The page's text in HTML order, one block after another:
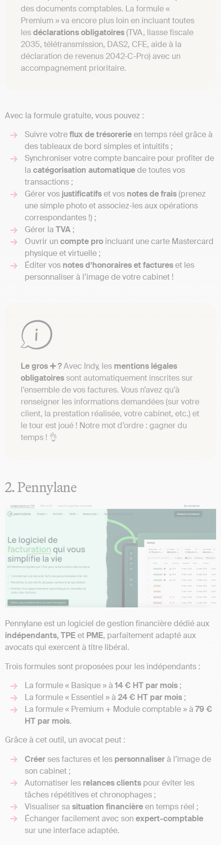
des documents comptables. La formule «
Premium » va encore plus loin en incluant toutes
lesdéclarations obligatoires(TVA, liasse fiscale
2035, télétransmission, DAS2, CFE, aide à la
déclaration de revenus 2042-C-Pro) avec un
accompagnement prioritaire.
Avec la formule gratuite, vous pouvez :
Suivre votreflux de trésorerieen temps réel grâce à
des tableaux de bord simples et intuitifs ;
Synchroniser votre compte bancaire pour profiter de
la catégorisation automatiquede toutes vos
transactions ;
Gérer vos justificatifset vos notes de frais(prenez
une simple photo et associez-les aux opérations
correspondantes !) ;
Gérer la TVA ;
Ouvrir un compte pro incluant une carte Mastercard
physique et virtuelle ;
Éditer vos notes d’honoraires et factureset les
personnaliser à l’image de votre cabinet !
Le gros ➕ ?Avec Indy, les mentions légales
obligatoiressont automatiquement inscrites sur
l’ensemble de vos factures. Vous n’avez qu’à
renseigner les informations demandées (sur votre
client, la prestation réalisée, votre cabinet, etc.) et
le tour est joué ! Notre mot d’ordre : gagner du
temps ! 👌
2. Pennylane
Pennylane est un logiciel de gestion financière dédié aux
indépendants, TPEet PME, parfaitement adapté aux
avocats qui exercent à titre libéral.
Trois formules sont proposées pour les indépendants :
La formule « Basique » à 14 € HT par mois ;
La formule « Essentiel » à 24 € HT par mois ;
La formule « Premium + Module comptable » à 79 €
HT par mois.
Grâce à cet outil, un avocat peut :
Créerses factures et les personnaliserà l’image de
son cabinet ;
Automatiser les relances clients pour éviter les
tâches répétitives et chronophages ;
Visualiser sa situation financièreen temps réel ;
Échanger facilement avec son expert-comptable
sur une interface adaptée.